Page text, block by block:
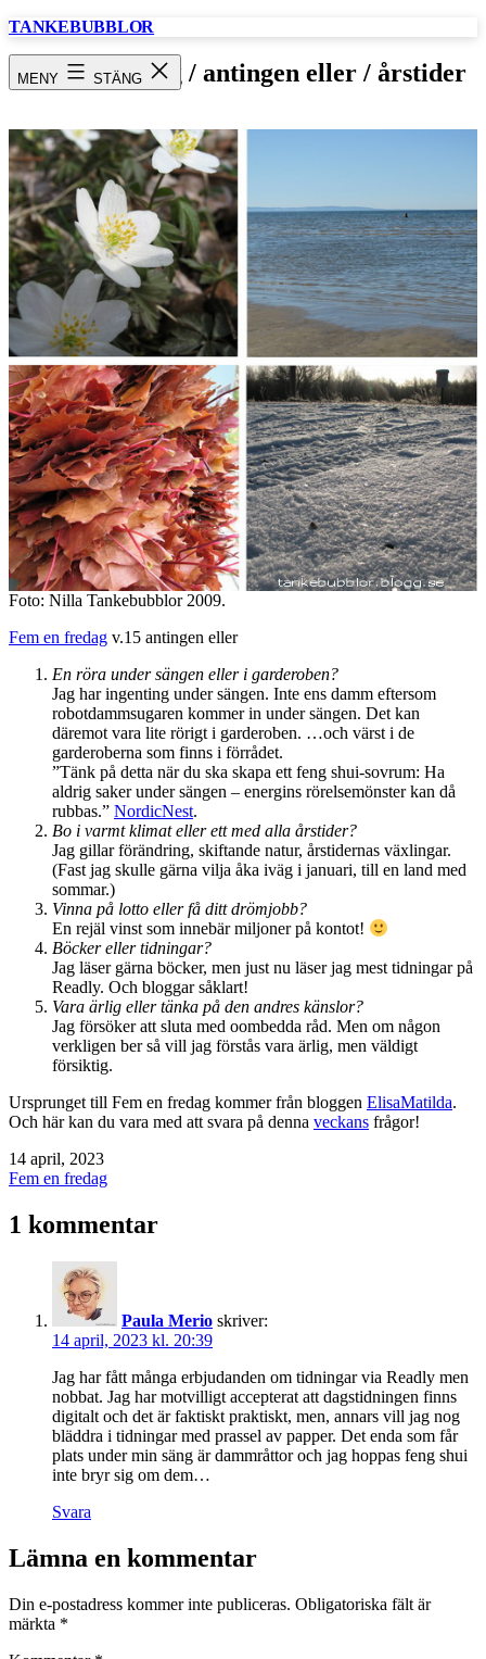
Hoppa
TANKEBUBBLOR
MENY STÄNG
Fem en fredag / antingen eller / årstider
Foto: Nilla Tankebubblor 2009.
Fem en fredag v.15 antingen eller
En röra under sängen eller i garderoben?
Jag har ingenting under sängen. Inte ens damm eftersom
robotdammsugaren kommer in under sängen. Det kan
däremot vara lite rörigt i garderoben. …och värst i de
garderoberna som finns i förrådet.
”Tänk på detta när du ska skapa ett feng shui-sovrum: Ha
aldrig saker under sängen – energins rörelsemönster kan då
rubbas.” NordicNest.
Bo i varmt klimat eller ett med alla årstider?
Jag gillar förändring, skiftande natur, årstidernas växlingar.
(Fast jag skulle gärna vilja åka iväg i januari, till en land med
sommar.)
Vinna på lotto eller få ditt drömjobb?
En rejäl vinst som innebär miljoner på kontot!
Böcker eller tidningar?
Jag läser gärna böcker, men just nu läser jag mest tidningar på
Readly. Och bloggar såklart!
Vara ärlig eller tänka på den andres känslor?
Jag försöker att sluta med oombedda råd. Men om någon
verkligen ber så vill jag förstås vara ärlig, men väldigt
försiktig.
Ursprunget till Fem en fredag kommer från bloggen ElisaMatilda.
Och här kan du vara med att svara på denna veckans frågor!
Publicerat
den
14 april, 2023
Kategoriserat
Fem en fredag
1 kommentar
Paula Merio skriver:
14 april, 2023 kl. 20:39
Jag har fått många erbjudanden om tidningar via Readly men
nobbat. Jag har motvilligt accepterat att dagstidningen finns
digitalt och det är faktiskt praktiskt, men, annars vill jag nog
bläddra i tidningar med prassel av papper. Det enda som får
plats under min säng är dammråttor och jag hoppas feng shui
inte bryr sig om dem…
Svara
Lämna en kommentar
Din e-postadress kommer inte publiceras. Obligatoriska fält är
märkta *